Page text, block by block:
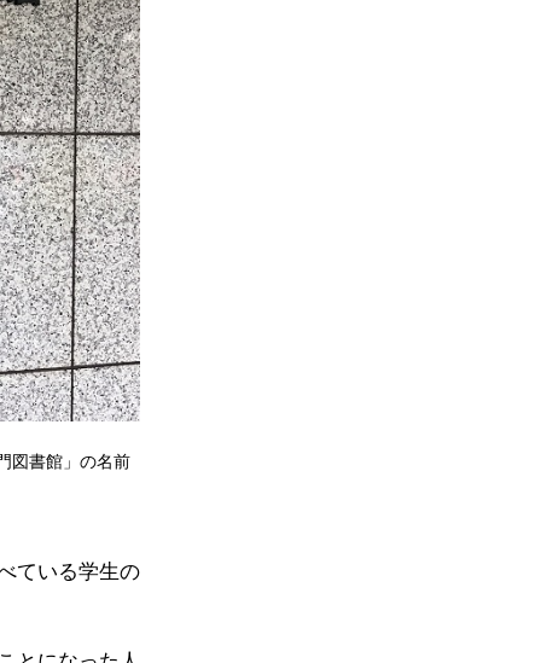
図書館」の名前
ている学生の